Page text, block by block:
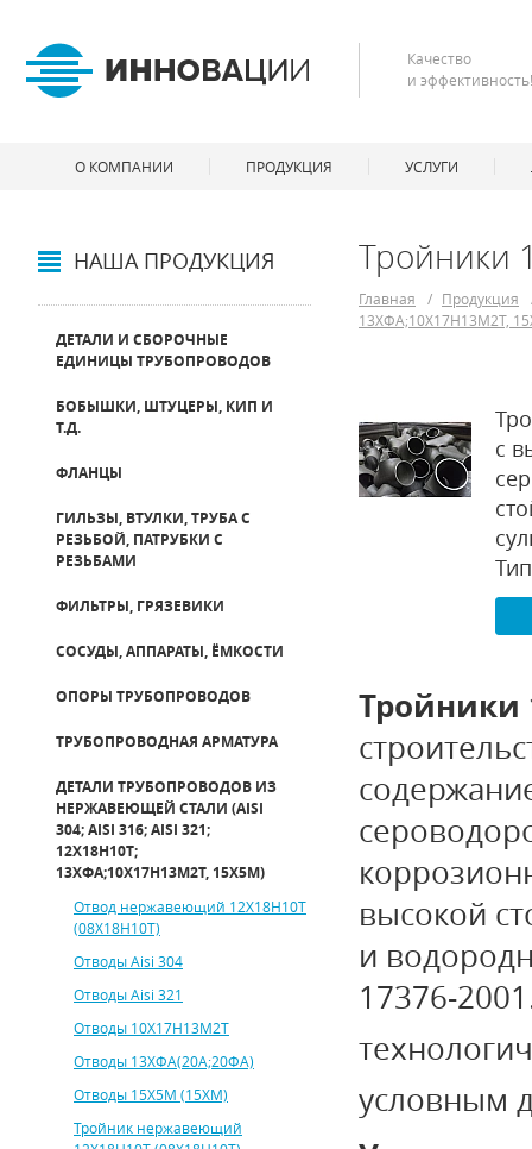
НАША ПРОДУКЦИЯ
ДЕТАЛИ И СБОРОЧНЫЕ
ЕДИНИЦЫ ТРУБОПРОВОДОВ
БОБЫШКИ, ШТУЦЕРЫ, КИП И
Т.Д.
ФЛАНЦЫ
ГИЛЬЗЫ, ВТУЛКИ, ТРУБА С
РЕЗЬБОЙ, ПАТРУБКИ С
РЕЗЬБАМИ
ФИЛЬТРЫ, ГРЯЗЕВИКИ
СОСУДЫ, АППАРАТЫ, ЁМКОСТИ
ОПОРЫ ТРУБОПРОВОДОВ
ТРУБОПРОВОДНАЯ АРМАТУРА
ДЕТАЛИ ТРУБОПРОВОДОВ ИЗ
НЕРЖАВЕЮЩЕЙ СТАЛИ (AISI
304; AISI 316; AISI 321;
12Х18Н10Т;
13ХФА;10Х17Н13М2Т, 15Х5М)
Отвод нержавеющий 12Х18Н10Т
(08Х18Н10Т)
Отводы Aisi 304
Отводы Aisi 321
Отводы 10Х17Н13М2Т
Отводы 13ХФА(20А;20ФА)
Отводы 15Х5М (15ХМ)
Тройник нержавеющий
Тройники
Главная / Продукция
13ХФА;10Х17Н13М2Т,
с
Тройники
высокой
и
17376-
условным
Качество
и эффективность!
О КОМПАНИИ ПРОДУКЦИЯ УСЛУГИ